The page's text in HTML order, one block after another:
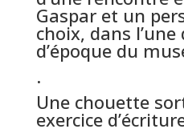
Gaspar et un
choix, dans l’une
d’époque du
.
Une chouette
exercice